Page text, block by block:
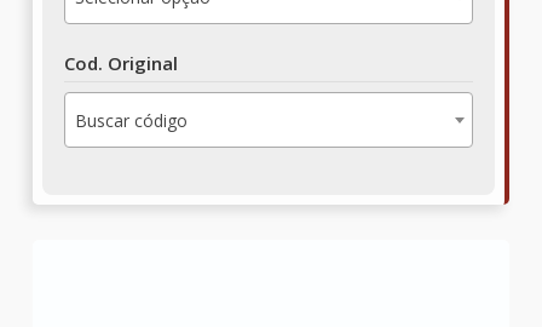
Cod. Original
Buscar código